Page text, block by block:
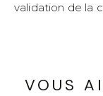
validation de la
VOUS